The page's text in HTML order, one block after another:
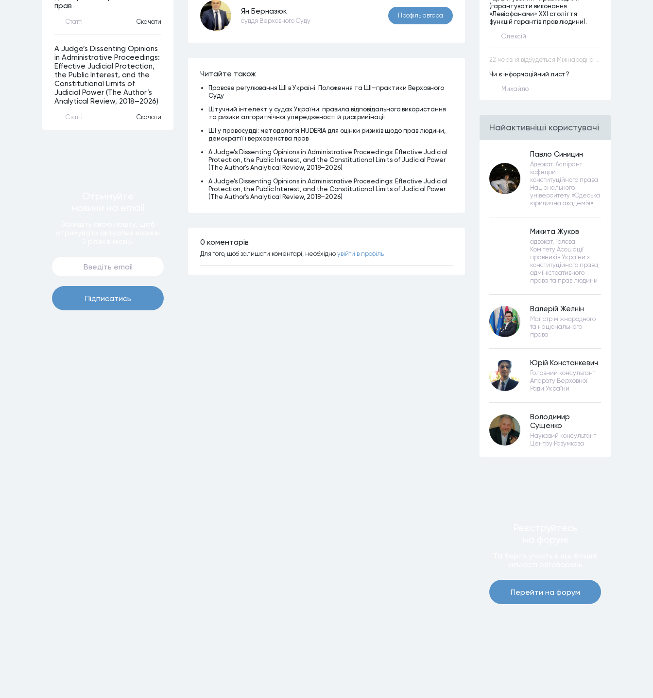
прав
Статтi Скачати
A Judge’s Dissenting Opinions
in Administrative Proceedings:
Effective Judicial Protection,
the Public Interest, and the
Constitutional Limits of
Judicial Power (The Author’s
Analytical Review, 2018–2026)
Статтi Скачати
Пiдписатись
Ян Берназюк
суддя Верховного Суду
Профiль автора
Читайте також
Правове регулювання ШІ в Україні. Положення та ШІ–практики Верховного
Суду
Штучний інтелект у судах України: правила відповідального використання
та ризики алгоритмічної упередженості й дискримінації
ШІ у правосудді: методологія HUDERIA для оцінки ризиків щодо прав людини,
демократії і верховенства прав
A Judge’s Dissenting Opinions in Administrative Proceedings: Effective Judicial
Protection, the Public Interest, and the Constitutional Limits of Judicial Power
(The Author’s Analytical Review, 2018–2026)
A Judge’s Dissenting Opinions in Administrative Proceedings: Effective Judicial
Protection, the Public Interest, and the Constitutional Limits of Judicial Power
(The Author’s Analytical Review, 2018–2026)
0 коментарiв
Для того, щоб залишати коментарi, необхiдно увiйти в профiль
(гарантувати виконання
«Левіафанами» ХХІ століття
функцій гарантів прав людини).
Олексій
22 червня відбудеться Міжнародна науково-практична конференція “Конституційна демократія в умовах загроз територіальній цілісності та національній безпеці”
Чи є інформаційний лист?
Михайло
Найактивнiшi користувачi
Павло Синицин
Адвокат. Аспірант
кафедри
конституційного права
Національного
університету «Одеська
юридична академія»
Микита Жуков
адвокат, Голова
Комітету Асоціації
правників України з
конституційного права,
адміністративного
права та прав людини
Валерій Желнін
Магістр міжнародного
та національного
права
Юрій Констанкевич
Головний консультант
Апарату Верховної
Ради України
Володимир
Сущенко
Науковий консультант
Центру Разумкова
Перейти на форум